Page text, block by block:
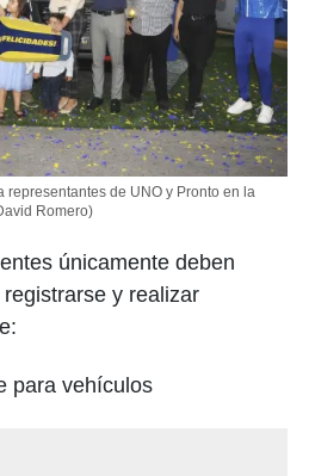
representantes de UNO y Pronto en la
Romero)
únicamente deben
y realizar
para vehículos